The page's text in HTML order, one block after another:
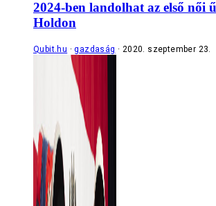
2024-ben landolhat az első női
Holdon
Qubit.hu gazdaság 2020. szeptember 23.